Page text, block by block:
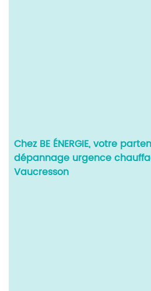
Chez BE ÉNERGIE, votre
dépannage urgence
Vaucresson